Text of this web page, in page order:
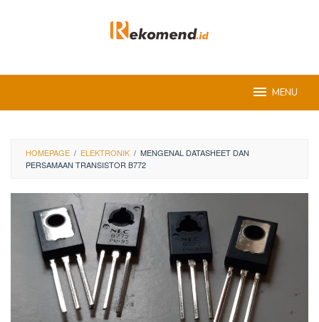
MENU
HOMEPAGE / ELEKTRONIK / MENGENAL DATASHEET DAN
PERSAMAAN TRANSISTOR B772